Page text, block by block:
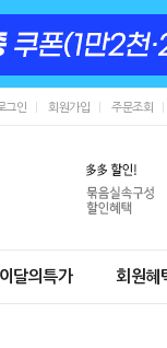
그인 회원가입 주문조회
이달의특가 회원혜